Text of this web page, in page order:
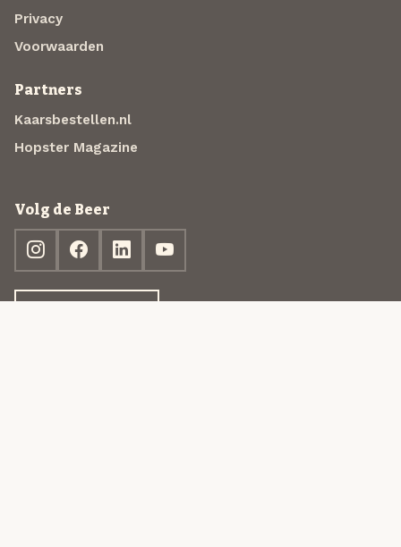
Privacy
Voorwaarden
Partners
Kaarsbestellen.nl
Hopster Magazine
Volg de Beer